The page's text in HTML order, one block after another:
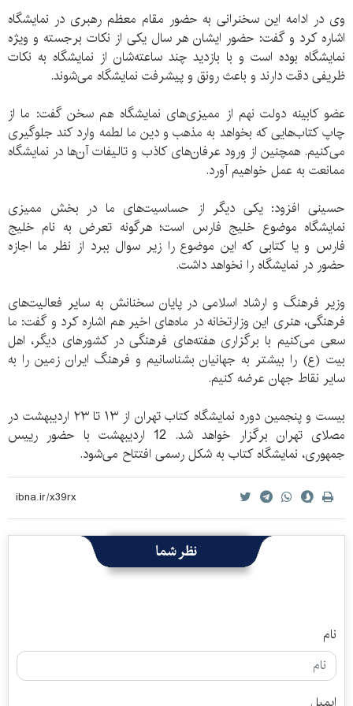
وی در ادامه این سخنرانی به حضور مقام معظم رهبری در نمایشگاه
اشاره کرد و گفت: حضور ایشان هر سال یکی از نکات برجسته و ویژه
نمایشگاه بوده است و با بازدید چند ساعته‌شان از نمایشگاه به نکات
ظریفی دقت دارند و باعث رونق و پیشرفت نمایشگاه می‌شوند.
عضو کابینه دولت نهم از ممیزی‌های نمایشگاه هم سخن گفت: ما از
چاپ کتاب‌هایی که بخواهد به مذهب و دین ما لطمه وارد کند جلوگیری
می‌کنیم. همچنین از ورود عرفان‌های کاذب و تالیفات آن‌ها در نمایشگاه
ممانعت به عمل خواهیم آورد.
حسینی افزود: یکی دیگر از حساسیت‌های ما در بخش ممیزی
نمایشگاه موضوع خلیج فارس است؛ هرگونه تعرض به نام خلیج
فارس و یا کتابی که این موضوع را زیر سوال ببرد از نظر ما اجازه
حضور در نمایشگاه را نخواهد داشت.
وزیر فرهنگ و ارشاد اسلامی در پایان سخنانش به سایر فعالیت‌های
فرهنگی، هنری این وزارتخانه در ماه‌های اخیر هم اشاره کرد و گفت: ما
سعی می‌کنیم با برگزاری هفته‌های فرهنگی در کشورهای دیگر، اهل
بیت (ع) را بیشتر به جهانیان بشناسانیم و فرهنگ ایران زمین را به
سایر نقاط جهان عرضه کنیم.
بیست و پنجمین دوره نمایشگاه کتاب تهران از ۱۳ تا ۲۳ اردیبهشت در
مصلای تهران برگزار خواهد شد. 12 اردیبهشت با حضور رییس
جمهوری، نمایشگاه کتاب به شکل رسمی افتتاح می‌شود.
نظر شما
نام